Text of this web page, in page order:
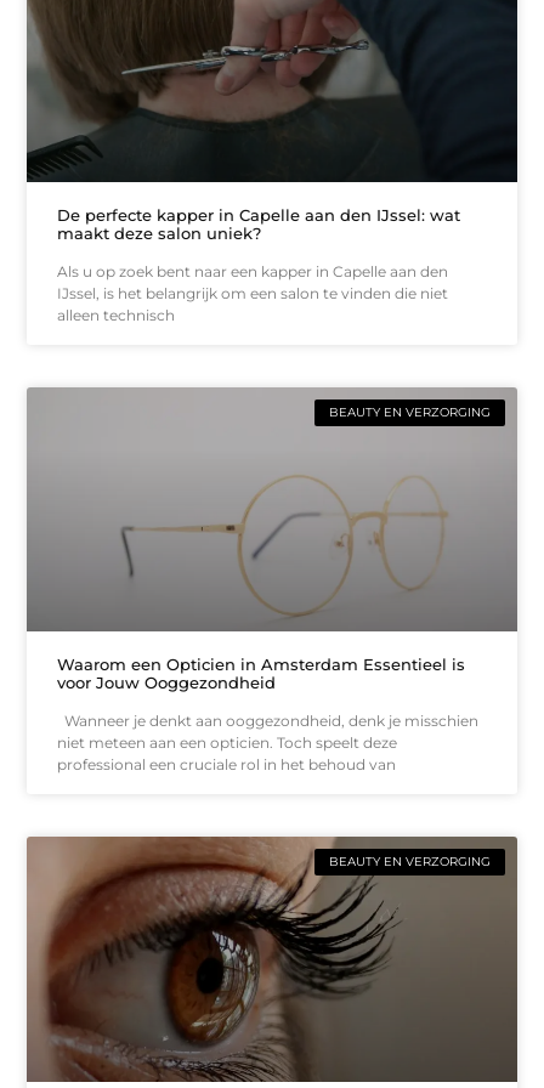
De perfecte kapper in Capelle aan den IJssel: wat
maakt deze salon uniek?
Als u op zoek bent naar een kapper in Capelle aan den
IJssel, is het belangrijk om een salon te vinden die niet
alleen technisch
BEAUTY EN VERZORGING
Waarom een Opticien in Amsterdam Essentieel is
voor Jouw Ooggezondheid
Wanneer je denkt aan ooggezondheid, denk je misschien
niet meteen aan een opticien. Toch speelt deze
professional een cruciale rol in het behoud van
BEAUTY EN VERZORGING